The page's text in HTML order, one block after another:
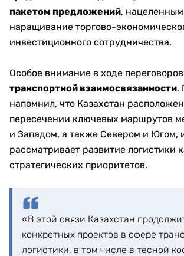
пакетом предложений,
наращивание торгово-
инвестиционного сотрудничества.
Особое внимание в ходе
транспортной взаимосвязанности.
напомнил, что Казахстан
пересечении ключевых маршрутов
и Западом, а также Севером и Югом,
рассматривает развитие логистики
стратегических приоритетов.
«В этой связи Казахстан
конкретных проектов в сфере
логистики, в том числе в тесной